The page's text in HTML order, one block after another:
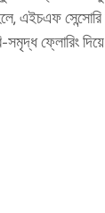
এইচএফ
সমৃদ্ধ ফ্লোরিং